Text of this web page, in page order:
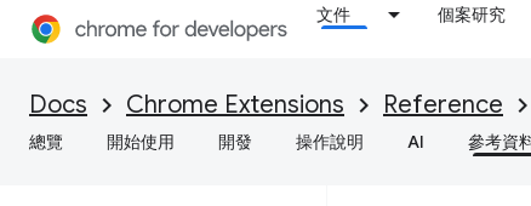
文件 個案研究
Docs Chrome Extensions Reference
總覽 開始使用 開發 操作說明 AI 參考資